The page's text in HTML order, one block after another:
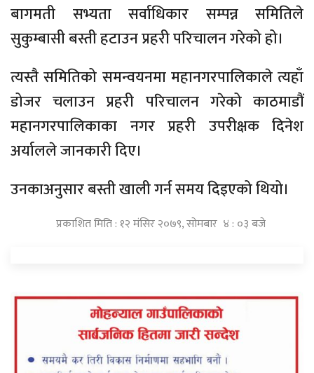
बागमती सभ्यता सर्वाधिकार सम्पन्न समितिले
सुकुम्बासी बस्ती हटाउन प्रहरी परिचालन गरेको हो।
त्यस्तै समितिको समन्वयनमा महानगरपालिकाले त्यहाँ
डोजर चलाउन प्रहरी परिचालन गरेको काठमाडौं
महानगरपालिकाका नगर प्रहरी उपरीक्षक दिनेश
अर्यालले जानकारी दिए।
उनकाअनुसार बस्ती खाली गर्न समय दिइएको थियो।
प्रकाशित मिति : १२ मंसिर २०७९, सोमबार ४ : ०३ बजे